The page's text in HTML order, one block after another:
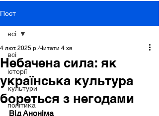
Пост
всі
історії
культури
політика
всі
Небачена сила: як
українська культура
бореться з негодами
4 лют. 2025 р. Читати 4 хв
Від Аноніма